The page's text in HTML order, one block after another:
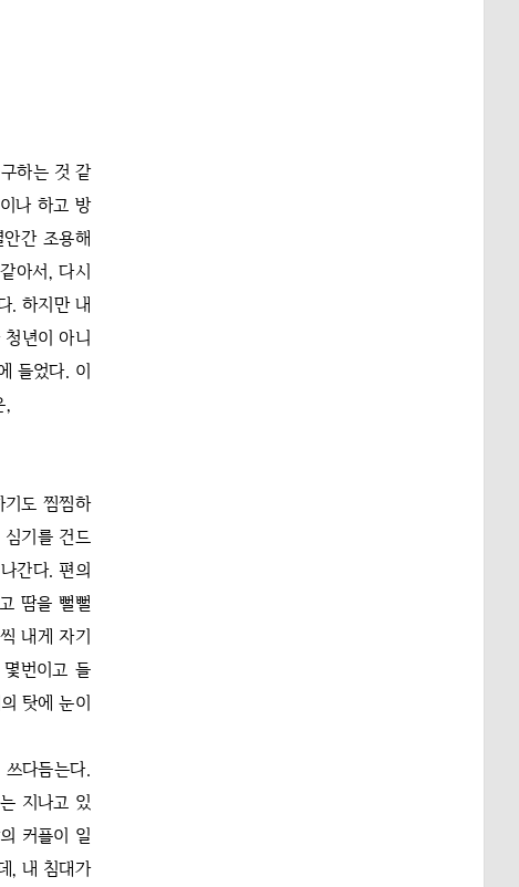
하는 것 같
나 하고 방
간 조용해
아서, 다시
. 하지만 내
년이 아니
들었다. 이
,
도 찜찜하
기를 건드
간다. 편의
땀을 뻘뻘
내게 자기
번이고 들
탓에 눈이
다듬는다.
지나고 있
커플이 일
, 내 침대가